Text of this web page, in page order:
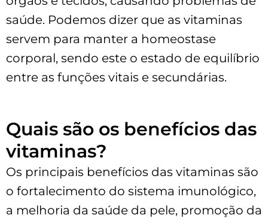
saúde. Podemos dizer que as vitaminas
servem para manter a homeostase
corporal, sendo este o estado de equilíbrio
entre as funções vitais e secundárias.
Quais são os benefícios das
vitaminas?
Os principais benefícios das vitaminas são
o fortalecimento do sistema imunológico,
a melhoria da saúde da pele, promoção da